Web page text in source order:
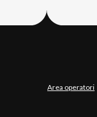
Area operatori